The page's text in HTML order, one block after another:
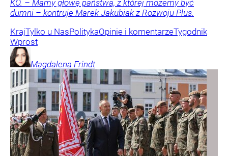
KO. – Mamy głowę państwa, z której możemy być
dumni – kontruje Marek Jakubiak z Rozwoju Plus.
KrajTylko u NasPolitykaOpinie i komentarzeTygodnik
Wprost
Magdalena Frindt